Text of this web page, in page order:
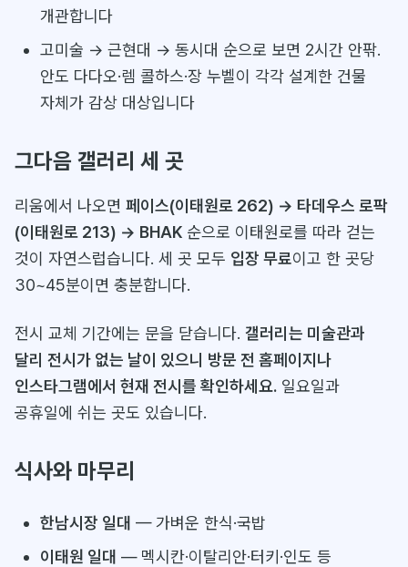
개관합니다
고미술 → 근현대 → 동시대 순으로 보면 2시간 안팎.
안도 다다오·렘 콜하스·장 누벨이 각각 설계한 건물
자체가 감상 대상입니다
그다음 갤러리 세 곳
리움에서 나오면 페이스(이태원로 262) → 타데우스 로팍
(이태원로 213) → BHAK 순으로 이태원로를 따라 걷는
것이 자연스럽습니다. 세 곳 모두 입장 무료이고 한 곳당
30~45분이면 충분합니다.
전시 교체 기간에는 문을 닫습니다. 갤러리는 미술관과
달리 전시가 없는 날이 있으니 방문 전 홈페이지나
인스타그램에서 현재 전시를 확인하세요. 일요일과
공휴일에 쉬는 곳도 있습니다.
식사와 마무리
한남시장 일대 — 가벼운 한식·국밥
이태원 일대 — 멕시칸·이탈리안·터키·인도 등